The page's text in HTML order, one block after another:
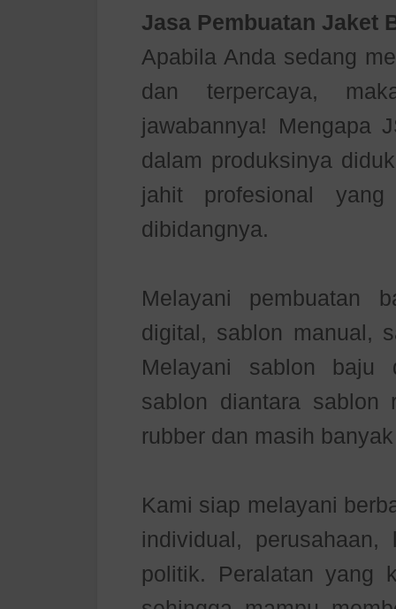
Jasa Pembuatan Jaket
Apabila Anda sedang
dan terpercaya,
jawabannya! Mengapa
dalam produksinya
jahit profesional
dibidangnya.
Melayani pembuatan
digital, sablon manual,
Melayani sablon baju
sablon diantara sablon
rubber dan masih
Kami siap melayani
individual,
politik. Peralatan yang